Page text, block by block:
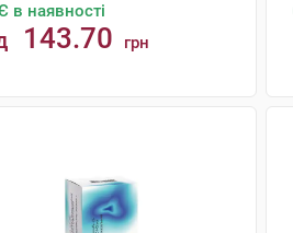
в наявності
143.70 грн